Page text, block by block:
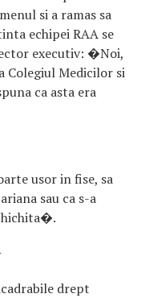
si a ramas sa
echipei RAA se
executiv: �Noi,
Colegiul Medicilor si
ca asta era
usor in fise, sa
sau ca s-a
drept